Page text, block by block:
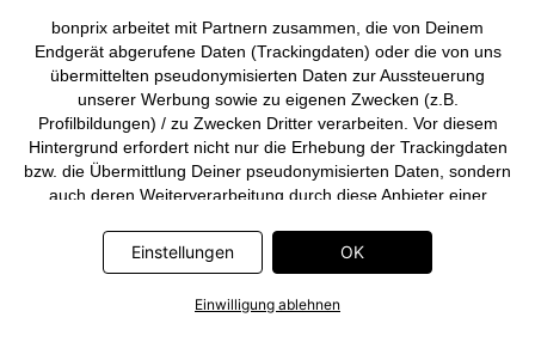
bonprix arbeitet mit Partnern zusammen, die von Deinem
Endgerät abgerufene Daten (Trackingdaten) oder die von uns
übermittelten pseudonymisierten Daten zur Aussteuerung
unserer Werbung sowie zu eigenen Zwecken (z.B.
Profilbildungen) / zu Zwecken Dritter verarbeiten. Vor diesem
Hintergrund erfordert nicht nur die Erhebung der Trackingdaten
bzw. die Übermittlung Deiner pseudonymisierten Daten, sondern
auch deren Weiterverarbeitung durch diese Anbieter einer
Deine pseudonymisierten Daten erst dann übermittelt, wenn Du
auf den in dem Banner auf bonprix.de wiedergebenden Button
Unternehmen: Meta Platforms Ireland Limited, Google Ireland
Einstellungen OK
Einwilligung ablehnen